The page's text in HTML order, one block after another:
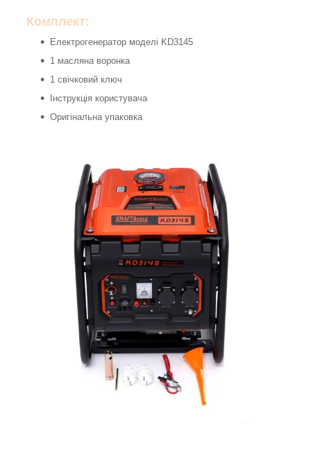
Комплект:
Електрогенератор моделі KD3145
1 масляна воронка
1 свічковий ключ
Інструкція користувача
Оригінальна упаковка